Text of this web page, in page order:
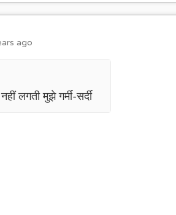
ago
लगती मुझे गर्मी-सर्दी